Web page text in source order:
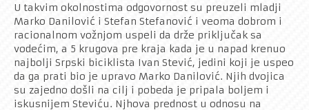
U takvim okolnostima odgovornost su preuzeli mladji
Marko Danilović i Stefan Stefanović i veoma dobrom i
racionalnom vožnjom uspeli da drže priključak sa
vodećim, a 5 krugova pre kraja kada je u napad krenuo
najbolji Srpski biciklista Ivan Stević, jedini koji je uspeo
da ga prati bio je upravo Marko Danilović. Njih dvojica
su zajedno došli na cilj i pobeda je pripala boljem i
iskusnijem Steviću. Njhova prednost u odnosu na